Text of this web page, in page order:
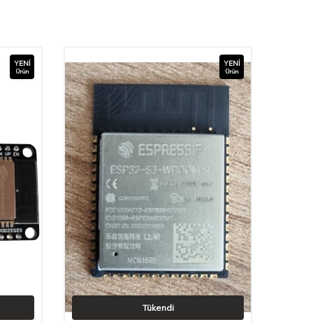
YENI
Ürün
YENI
Ürün
Tükendi